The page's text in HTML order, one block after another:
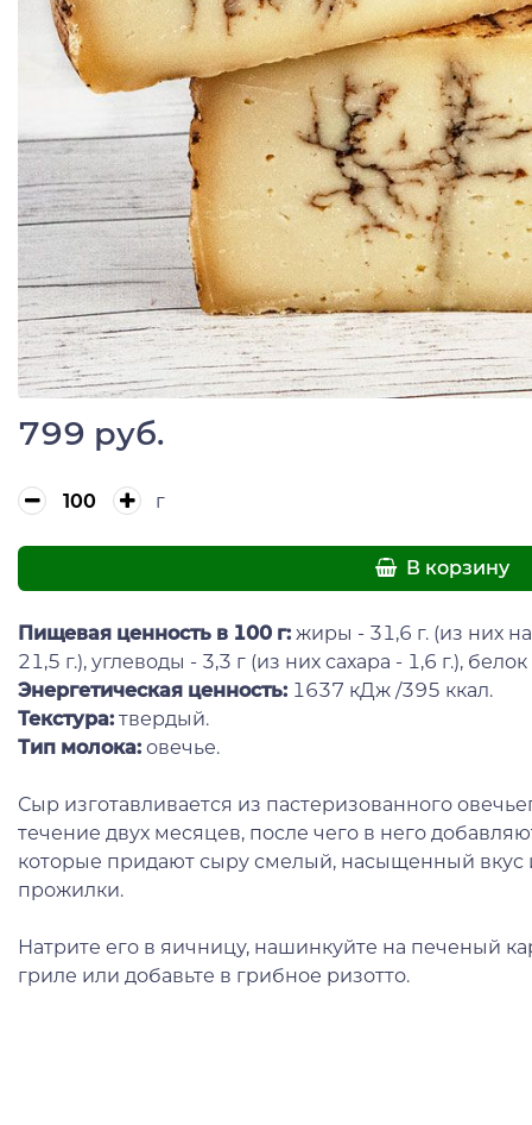
799 руб.
г
В корзину
Пищевая ценность в 100 г: жиры - 31,6 г. (из них
21,5 г.), углеводы - 3,3 г (из них сахара - 1,6 г.), белок
Энергетическая ценность: 1637 кДж /395 ккал.
Текстура: твердый.
Тип молока: овечье.
Сыр изготавливается из пастеризованного
течение двух месяцев, после чего в него
которые придают сыру смелый, насыщенный вкус
прожилки.
Натрите его в яичницу, нашинкуйте на печеный
гриле или добавьте в грибное ризотто.